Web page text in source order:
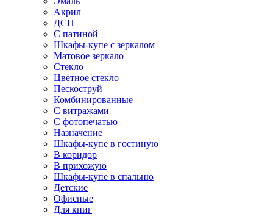
Акрил
ДСП
С патиной
Шкафы-купе с зеркалом
Матовое зеркало
Стекло
Цветное стекло
Пескоструй
Комбинированные
С витражами
С фотопечатью
Назначение
Шкафы-купе в гостиную
В коридор
В прихожую
Шкафы-купе в спальню
Детские
Офисные
Для книг